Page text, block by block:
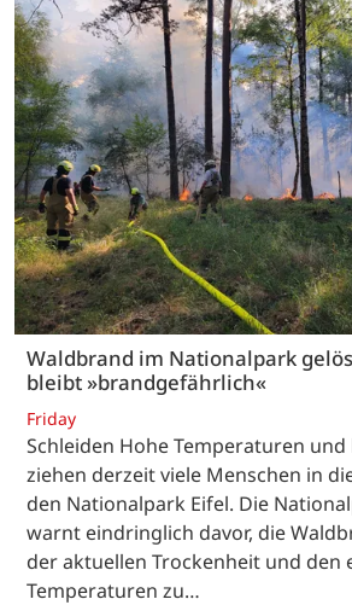
Waldbrand im Nationalpark
bleibt »brandgefährlich«
Friday
Schleiden Hohe Temperaturen
ziehen derzeit viele Menschen in
den Nationalpark Eifel. Die
warnt eindringlich davor, die
der aktuellen Trockenheit und den
Temperaturen zu…